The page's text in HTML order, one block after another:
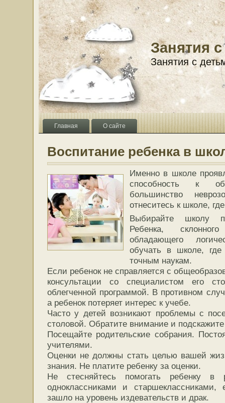
Занятия
Занятия с
Главная О сайте
Воспитание ребенка в
Именно в школе
способность к
большинство
отнеситесь к школе,
Выбирайте школу
Ребенка,
обладающего
обучать в школе,
точным наукам.
Если ребенок не справляется с
консультации со специалистом его
облегченной программой. В противном
а ребенок потеряет интерес к учебе.
Часто у детей возникают проблемы с
столовой. Обратите внимание и
Посещайте родительские собрания.
учителями.
Оценки не должны стать целью вашей
знания. Не платите ребенку за оценки.
Не стесняйтесь помогать ребенку в
одноклассниками и
зашло на уровень издевательств и драк.